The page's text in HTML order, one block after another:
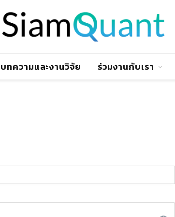
บทความและงานวิจัย ร่วมงานกับเรา